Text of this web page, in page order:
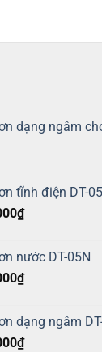
dạng ngâm
tĩnh điện DT-
₫
nước DT-05N
₫
dạng ngâm
₫